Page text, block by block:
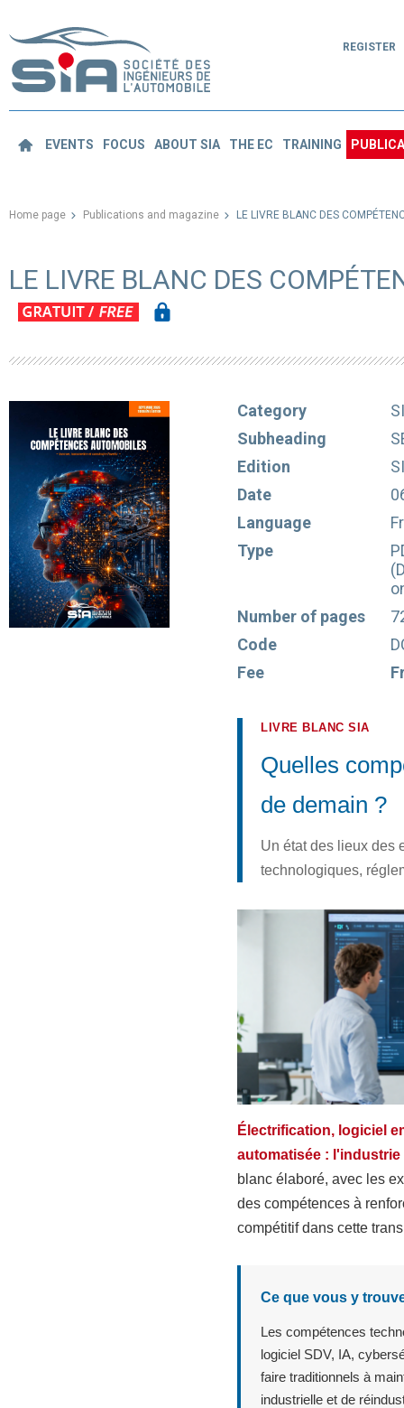
REGISTER
EVENTS FOCUS ABOUT SIA THE EC TRAINING
Home page Publications and magazine LE LIVRE BLANC DES
LE LIVRE BLANC DES
Category
Subheading
Edition
Date
Language
Type
Number of pages
Code
Fee
LIVRE BLANC SIA
Quelles
de demain ?
Un état des lieux des
technologiques,
Électrification, logiciel
automatisée :
blanc élaboré, avec les
des compétences à
compétitif dans cette
Ce que vous y
Les compétences
logiciel SDV, IA,
faire traditionnels à
industrielle et de